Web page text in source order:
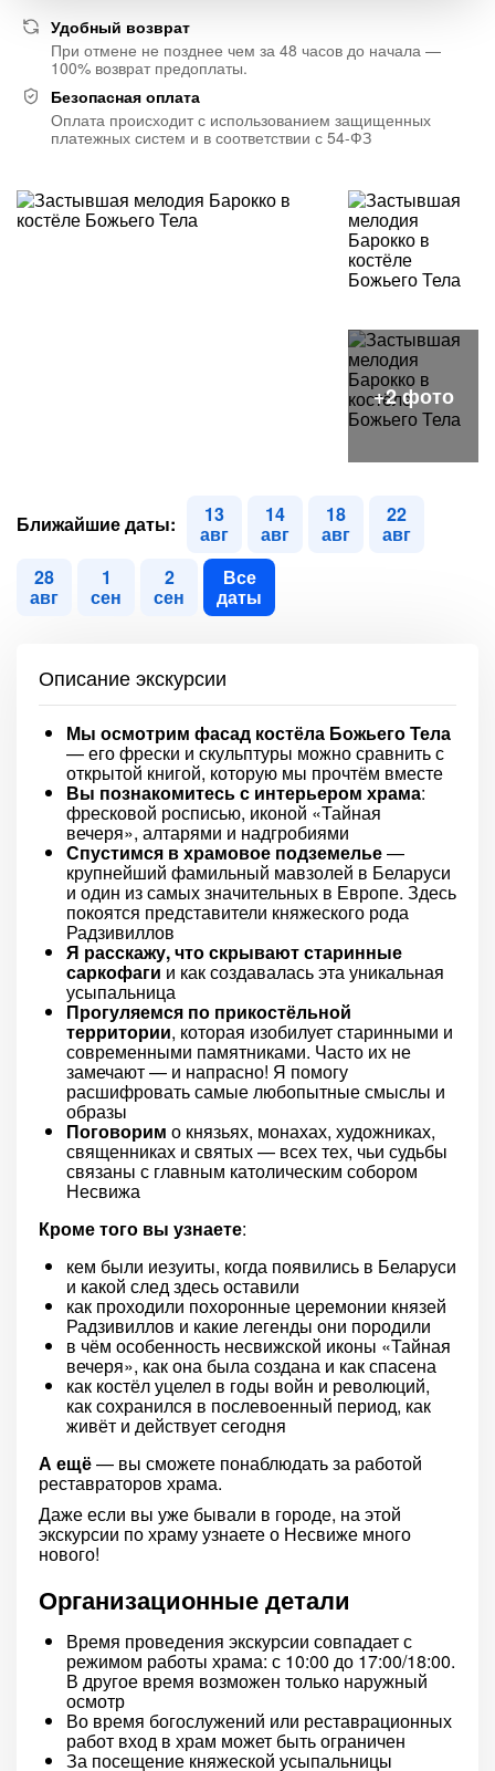
Удобный возврат
При отмене не позднее чем за 48 часов до начала —
100% возврат предоплаты.
Безопасная оплата
Оплата происходит с использованием защищенных
платежных систем и в соответствии с 54-ФЗ
Ближайшие даты: 13
авг
14
авг
18
авг
22
авг
28
авг
1
сен
2
сен
Все
даты
Описание экскурсии
Мы осмотрим фасад костёла Божьего Тела
— его фрески и скульптуры можно сравнить с
открытой книгой, которую мы прочтём вместе
Вы познакомитесь с интерьером храма:
фресковой росписью, иконой «Тайная
вечеря», алтарями и надгробиями
Спустимся в храмовое подземелье—
крупнейший фамильный мавзолей в Беларуси
и один из самых значительных в Европе. Здесь
покоятся представители княжеского рода
Радзивиллов
Я расскажу, что скрывают старинные
саркофаги и как создавалась эта уникальная
усыпальница
Прогуляемся по прикостёльной
территории, которая изобилует старинными и
современными памятниками. Часто их не
замечают — и напрасно! Я помогу
расшифровать самые любопытные смыслы и
образы
Поговорим о князьях, монахах, художниках,
священниках и святых — всех тех, чьи судьбы
связаны с главным католическим собором
Несвижа
Кроме того вы узнаете:
кем были иезуиты, когда появились в Беларуси
и какой след здесь оставили
как проходили похоронные церемонии князей
Радзивиллов и какие легенды они породили
в чём особенность несвижской иконы «Тайная
вечеря», как она была создана и как спасена
как костёл уцелел в годы войн и революций,
как сохранился в послевоенный период, как
живёт и действует сегодня
А ещё— вы сможете понаблюдать за работой
реставраторов храма.
Даже если вы уже бывали в городе, на этой
экскурсии по храму узнаете о Несвиже много
нового!
Организационные детали
Время проведения экскурсии совпадает с
режимом работы храма: с 10:00 до 17:00/18:00.
В другое время возможен только наружный
осмотр
Во время богослужений или реставрационных
работ вход в храм может быть ограничен
За посещение княжеской усыпальницы